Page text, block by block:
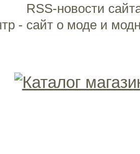
RSS-новости
- сайт о моде и